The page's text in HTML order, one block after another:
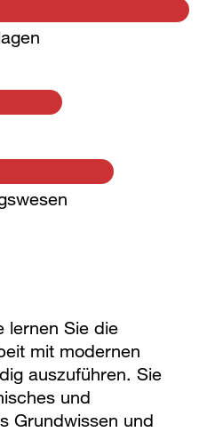
lernen Sie die
mit modernen
auszuführen. Sie
und
Grundwissen und